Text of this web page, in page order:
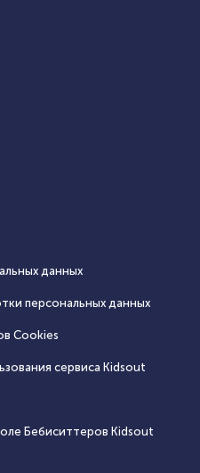
данных
персональных данных
Cookies
сервиса Кidsout
Бебиситтеров Kidsout